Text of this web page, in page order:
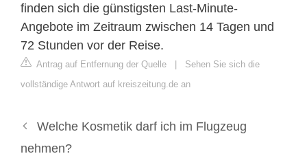
finden sich die günstigsten Last-Minute-
Angebote im Zeitraum zwischen 14 Tagen und
72 Stunden vor der Reise.
Antrag auf Entfernung der Quelle | Sehen Sie sich die
vollständige Antwort auf kreiszeitung.de an
Welche Kosmetik darf ich im Flugzeug
nehmen?